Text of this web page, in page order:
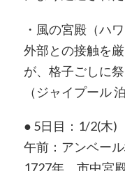
・風の宮殿（ハ
外部との接触を
が、格子ごしに
（ジャイプール 泊
● 5日目：1/2(木)
午前：アンベー
1727年、市中宮